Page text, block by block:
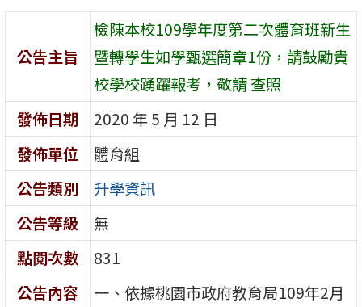
公告主旨
檢陳本校109學年度第二次體育班新生
暨轉學生如學甄選簡章1份，請鼓勵貴
校學校踴躍報考，敬請 查照
發佈日期
2020 年 5 月 12 日
發佈單位
體育組
公告類別
升學資訊
公告等級
無
點閱次數
831
公告內容
一、依據桃園市政府教育局109年2月